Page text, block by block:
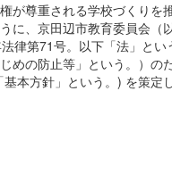
が尊重される学校づくりを
に、京田辺市教育委員会
律第71号。以下「法」と
めの防止等」という。）の
本方針」という。) を策定し